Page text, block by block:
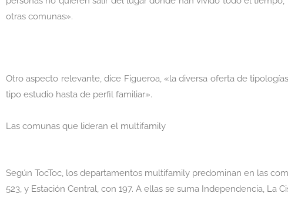
otras comunas».
Otro aspecto relevante, dice Figueroa, «la diversa oferta de
tipo estudio hasta de perfil familiar».
Las comunas que lideran el multifamily
Según TocToc, los departamentos multifamily predominan en las
523, y Estación Central, con 197. A ellas se suma Independencia, La